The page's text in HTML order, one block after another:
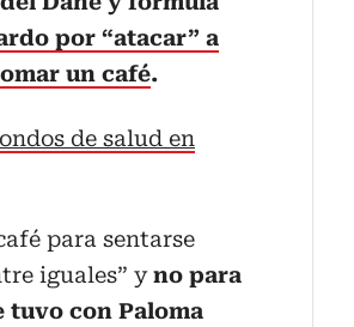
por “atacar” a
un café.
de salud en
para sentarse
iguales” yno para
tuvo con Paloma